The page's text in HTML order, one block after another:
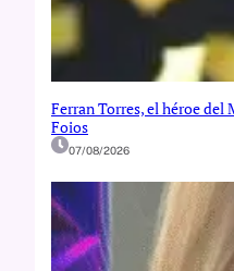
Ferran Torres, el héroe del
Foios
07/08/2026